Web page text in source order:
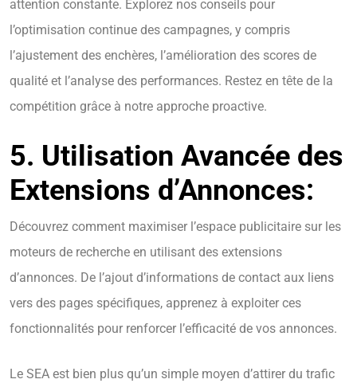
attention constante. Explorez nos conseils pour
l’optimisation continue des campagnes, y compris
l’ajustement des enchères, l’amélioration des scores de
qualité et l’analyse des performances. Restez en tête de la
compétition grâce à notre approche proactive.
5. Utilisation Avancée des
Extensions d’Annonces:
Découvrez comment maximiser l’espace publicitaire sur les
moteurs de recherche en utilisant des extensions
d’annonces. De l’ajout d’informations de contact aux liens
vers des pages spécifiques, apprenez à exploiter ces
fonctionnalités pour renforcer l’efficacité de vos annonces.
Le SEA est bien plus qu’un simple moyen d’attirer du trafic